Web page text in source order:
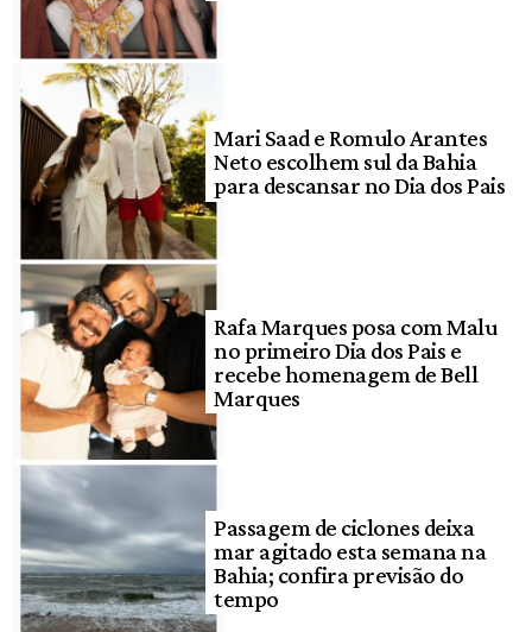
Mari Saad e Romulo Arantes
Neto escolhem sul da Bahia
para descansar no Dia dos Pais
Rafa Marques posa com Malu
no primeiro Dia dos Pais e
recebe homenagem de Bell
Marques
Passagem de ciclones deixa
mar agitado esta semana na
Bahia; confira previsão do
tempo